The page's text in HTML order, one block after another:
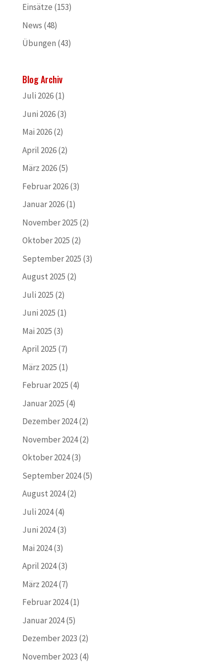
Einsätze (153)
News (48)
Übungen (43)
Blog Archiv
Juli 2026(1)
Juni 2026(3)
Mai 2026(2)
April 2026(2)
März 2026(5)
Februar 2026(3)
Januar 2026(1)
November 2025 (2)
Oktober 2025 (2)
September 2025 (3)
August 2025 (2)
Juli 2025 (2)
Juni 2025 (1)
Mai 2025 (3)
April 2025 (7)
März 2025 (1)
Februar 2025 (4)
Januar 2025 (4)
Dezember 2024(2)
November 2024(2)
Oktober 2024(3)
September 2024(5)
August 2024(2)
Juli 2024(4)
Juni 2024(3)
Mai 2024(3)
April 2024(3)
März 2024(7)
Februar 2024(1)
Januar 2024(5)
Dezember 2023 (2)
November 2023 (4)